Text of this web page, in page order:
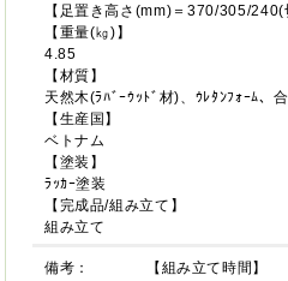
【足置き高さ(mm)＝370/305/240(
【重量(㎏)】
4.85
【材質】
天然木(ﾗﾊﾞｰｳｯﾄﾞ材)、ｳﾚﾀﾝﾌｫｰﾑ、
【生産国】
ベトナム
【塗装】
ﾗｯｶｰ塗装
【完成品/組み立て】
組み立て
備考： 【組み立て時間】